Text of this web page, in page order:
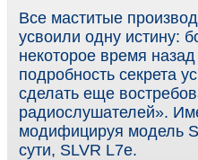
Все маститые
усвоили одну истину:
некоторое время
подробность секрета
сделать еще
радиослушателей».
модифицируя модель
сути, SLVR L7е.